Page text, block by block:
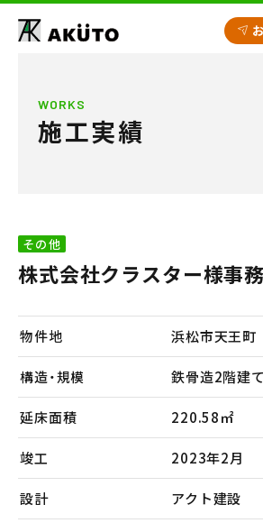
アクト建設の設計
クリニック開業支援
賃貸住宅
不動産情報
会社案内
メンテナンス
採用情報
WORKS
施工実績
その他
株式会社クラスター様事
物件地 浜松市天王町
構造・規模 鉄骨造2階建て
延床面積 220.58㎡
竣工 2023年2月
設計 アクト建設